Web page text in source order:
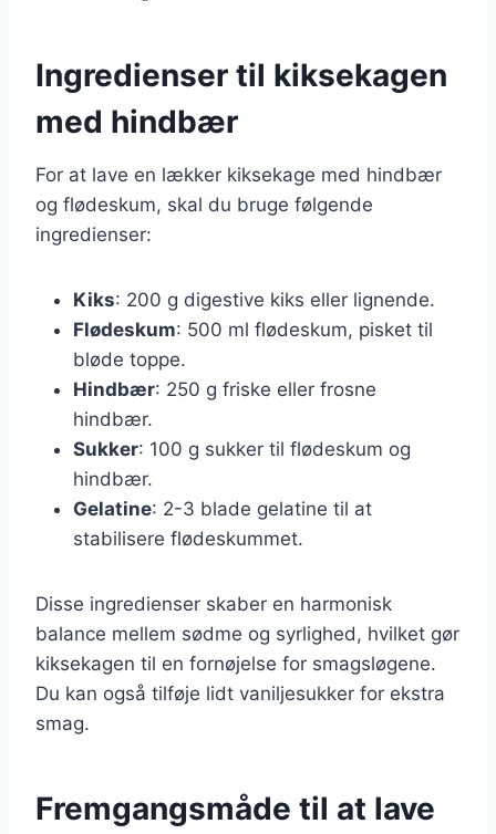
Ingredienser til kiksekagen
med hindbær
For at lave en lækker kiksekage med hindbær
og flødeskum, skal du bruge følgende
ingredienser:
Kiks: 200 g digestive kiks eller lignende.
Flødeskum: 500 ml flødeskum, pisket til
bløde toppe.
Hindbær: 250 g friske eller frosne
hindbær.
Sukker: 100 g sukker til flødeskum og
hindbær.
Gelatine: 2-3 blade gelatine til at
stabilisere flødeskummet.
Disse ingredienser skaber en harmonisk
balance mellem sødme og syrlighed, hvilket gør
kiksekagen til en fornøjelse for smagsløgene.
Du kan også tilføje lidt vaniljesukker for ekstra
smag.
Fremgangsmåde til at lave